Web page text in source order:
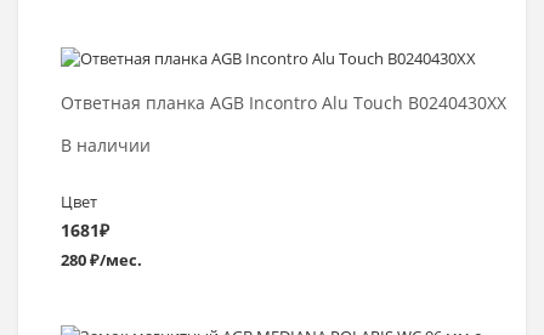
Ответная планка AGB Incontro Alu Touch B0240430XX
В наличии
Цвет
1681₽
280 ₽/мес.
Выбрать >